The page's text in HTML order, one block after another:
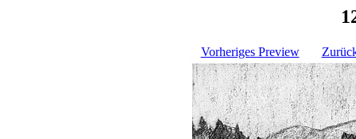
Vorheriges Preview